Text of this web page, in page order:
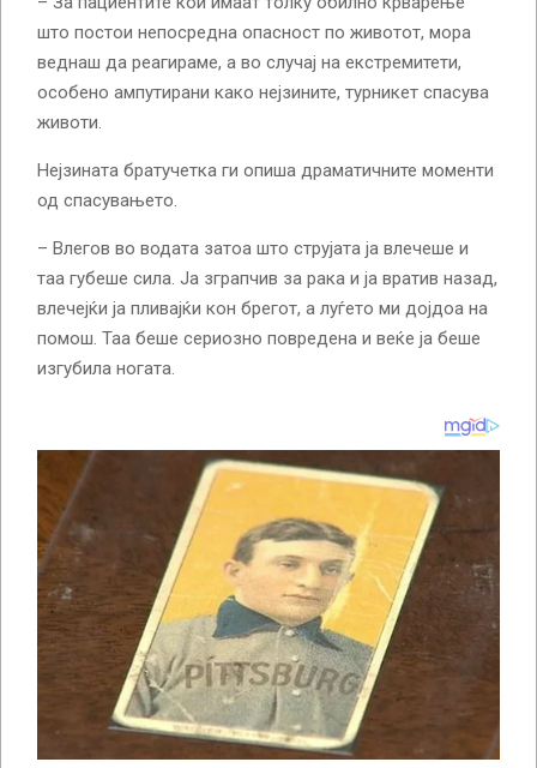
што постои непосредна опасност по животот, мора
веднаш да реагираме, а во случај на екстремитети,
особено ампутирани како нејзините, турникет спасува
животи.
Нејзината братучетка ги опиша драматичните моменти
од спасувањето.
– Влегов во водата затоа што струјата ја влечеше и
таа губеше сила. Ја зграпчив за рака и ја вратив назад,
влечејќи ја пливајќи кон брегот, а луѓето ми дојдоа на
помош. Таа беше сериозно повредена и веќе ја беше
изгубила ногата.